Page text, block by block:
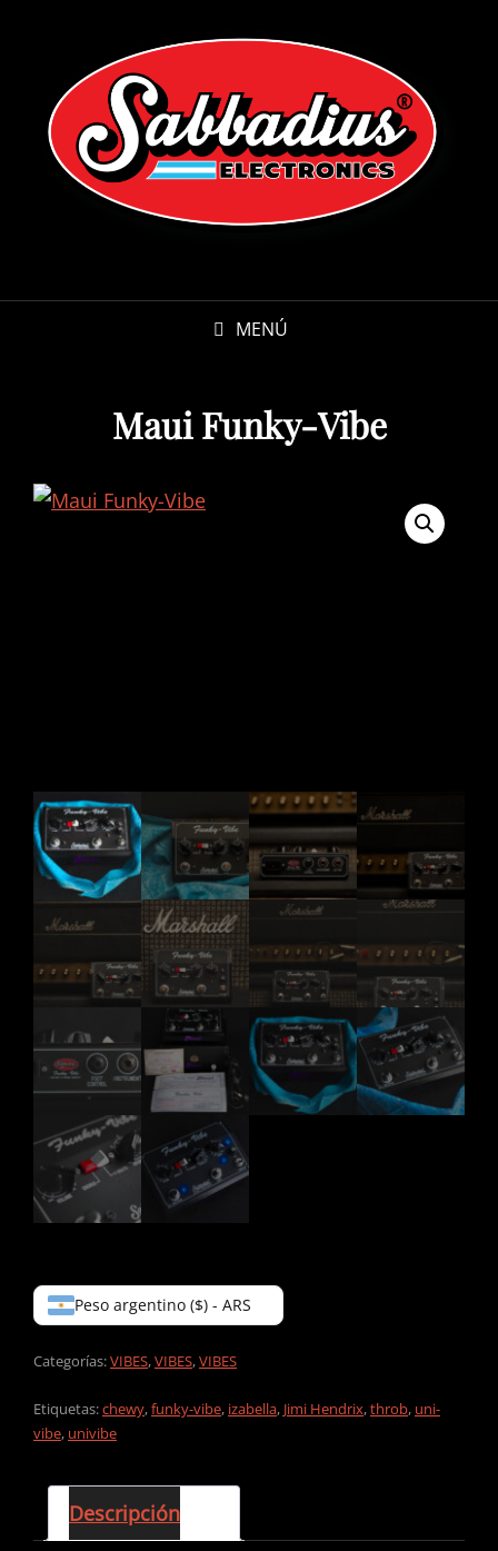
MENÚ
Maui Funky-Vibe
Peso argentino ($) - ARS
Categorías:VIBES,VIBES,VIBES
Etiquetas:chewy,funky-vibe, izabella, Jimi Hendrix,throb, uni-
vibe, univibe
Descripción